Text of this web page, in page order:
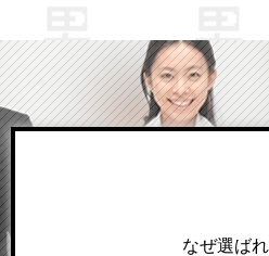
なぜ選ば